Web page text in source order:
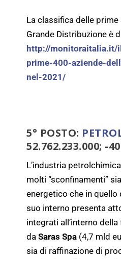
La classifica delle
Grande Distribuzione è
http://
prime-400-aziende-
nel-2021/
5° POSTO:
52.762.233.000; -
L’industria
molti “sconfinamenti”
energetico che in quello
suo interno presenta
integrati all’interno
daSaras Spa (4,7 mld
sia di raffinazione di